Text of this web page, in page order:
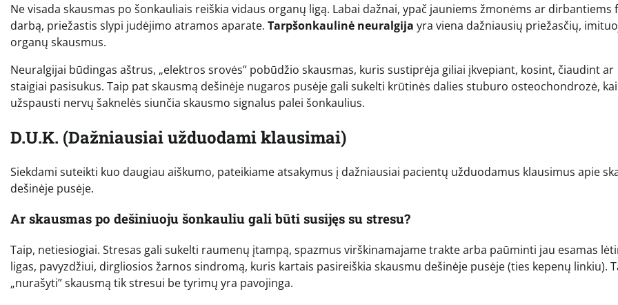
Ne visada skausmas po šonkauliais reiškia vidaus organų ligą. Labai dažnai, ypač jauniems žmonėms ar dirbantiems
darbą, priežastis slypi judėjimo atramos aparate. Tarpšonkaulinė neuralgija yra viena dažniausių priežasčių,
organų skausmus.
Neuralgijai būdingas aštrus, „elektros srovės” pobūdžio skausmas, kuris sustiprėja giliai įkvepiant, kosint, čiaudint ar
staigiai pasisukus. Taip pat skausmą dešinėje nugaros pusėje gali sukelti krūtinės dalies stuburo osteochondrozė, kai
užspausti nervų šaknelės siunčia skausmo signalus palei šonkaulius.
D.U.K. (Dažniausiai užduodami klausimai)
Siekdami suteikti kuo daugiau aiškumo, pateikiame atsakymus į dažniausiai pacientų užduodamus klausimus apie
dešinėje pusėje.
Ar skausmas po dešiniuoju šonkauliu gali būti susijęs su stresu?
Taip, netiesiogiai. Stresas gali sukelti raumenų įtampą, spazmus virškinamajame trakte arba paūminti jau esamas
ligas, pavyzdžiui, dirgliosios žarnos sindromą, kuris kartais pasireiškia skausmu dešinėje pusėje (ties kepenų linkiu).
„nurašyti” skausmą tik stresui be tyrimų yra pavojinga.